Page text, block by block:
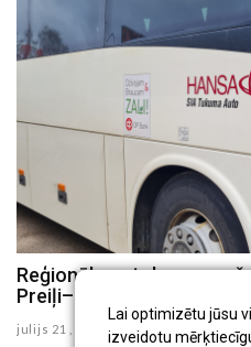
Lai optimizētu jūsu
izveidotu
Reģionālo autobusu
Preiļi–Rudzāti no augusta
julijs 21 , 2026